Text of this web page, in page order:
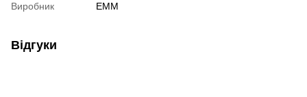
Виробник ЕММ
Відгуки